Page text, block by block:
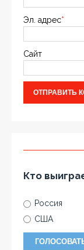
Эл. адрес*
Сайт
Кто
Россия
США